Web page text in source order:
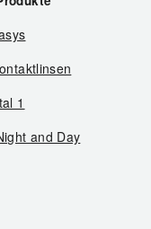
1
and Day